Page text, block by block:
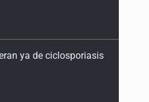
al Congreso de